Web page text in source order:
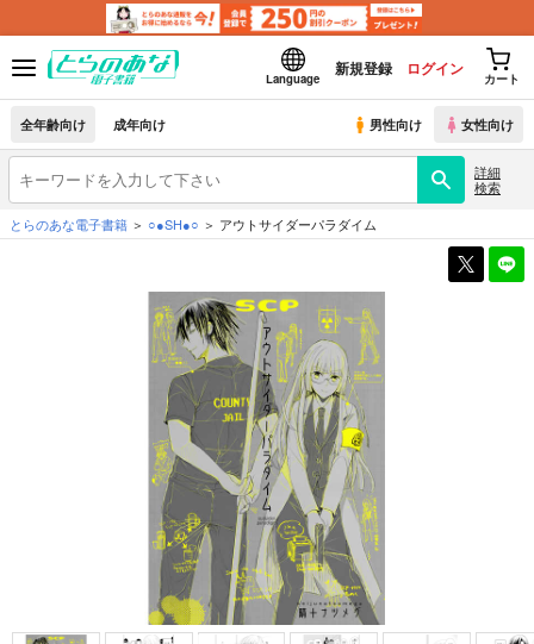
Language
新規登録 ログイン
カート
全年齢向け 成年向け 男性向け 女性向け
詳細
検索
とらのあな電子書籍
○●SH●○ アウトサイダーパラダイム